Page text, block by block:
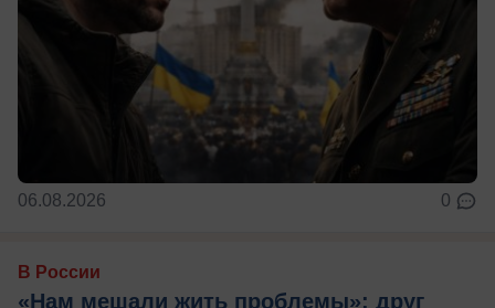
06.08.2026 0
В России
«Нам мешали жить проблемы»: друг